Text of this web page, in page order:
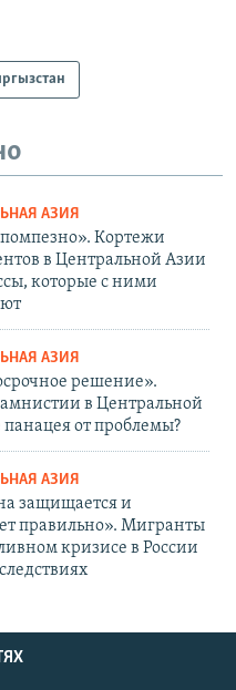
АЗИЯ
Кортежи
в Центральной Азии
которые с ними
АЗИЯ
решение».
в Центральной
от проблемы?
АЗИЯ
защищается и
правильно». Мигранты
кризисе в России